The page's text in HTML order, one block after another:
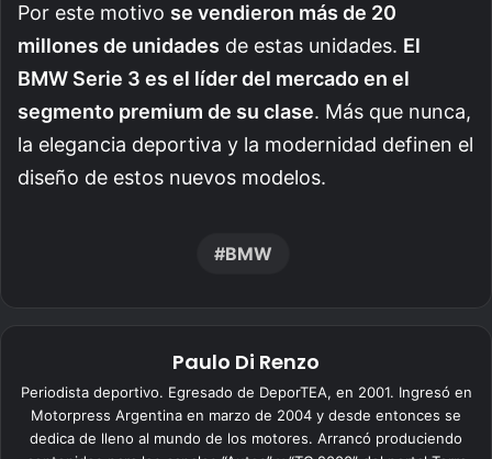
Por este motivo se vendieron más de 20
millones de unidades de estas unidades. El
BMW Serie 3 es el líder del mercado en el
segmento premium de su clase. Más que nunca,
la elegancia deportiva y la modernidad definen el
diseño de estos nuevos modelos.
BMW
Paulo Di Renzo
Periodista deportivo. Egresado de DeporTEA, en 2001. Ingresó en
Motorpress Argentina en marzo de 2004 y desde entonces se
dedica de lleno al mundo de los motores. Arrancó produciendo